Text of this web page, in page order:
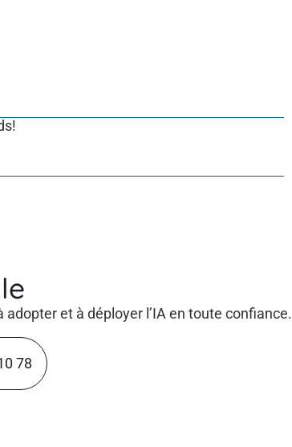
et à déployer l’IA en toute confiance.
78